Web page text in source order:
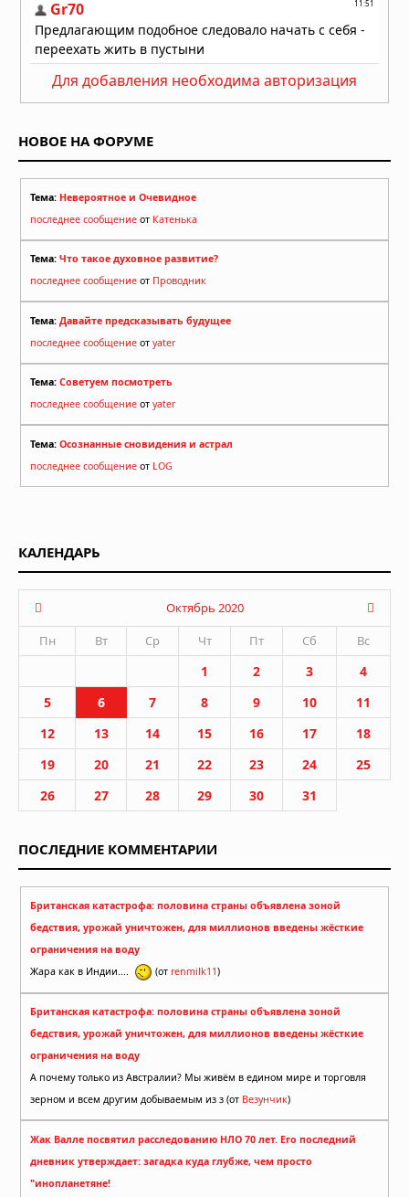
Для добавления необходима авторизация
НОВОЕ НА ФОРУМЕ
Тема: Невероятное и Очевидное
последнее сообщение от Катенька
Тема: Что такое духовное развитие?
последнее сообщение от Проводник
Тема: Давайте предсказывать будущее
последнее сообщение от yater
Тема: Советуем посмотреть
последнее сообщение от yater
Тема: Осознанные сновидения и астрал
последнее сообщение от LOG
КАЛЕНДАРЬ
Октябрь 2020
Пн
Вт Ср Чт Пт Сб Вс
1 2 3
4
5
6 7 8 9 10
11
12
13 14 15 16 17
18
19
20 21 22 23 24
25
26
27 28 29 30 31
ПОСЛЕДНИЕ КОММЕНТАРИИ
Британская катастрофа: половина страны объявлена зоной
бедствия, урожай уничтожен, для миллионов введены жёсткие
ограничения на воду
Жара как в Индии....
(от renmilk11)
Британская катастрофа: половина страны объявлена зоной
бедствия, урожай уничтожен, для миллионов введены жёсткие
ограничения на воду
А почему только из Австралии? Мы живём в едином мире и торговля
зерном и всем другим добываемым из з (от Везунчик)
Жак Валле посвятил расследованию НЛО 70 лет. Его последний
дневник утверждает: загадка куда глубже, чем просто
"инопланетяне!